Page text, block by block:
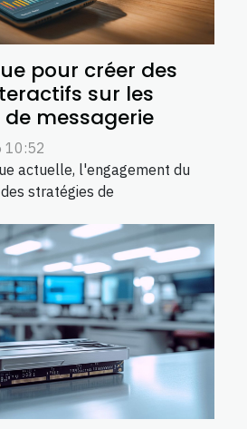
pour créer des
sur les
messagerie
10:52
actuelle, l'engagement du
stratégies de